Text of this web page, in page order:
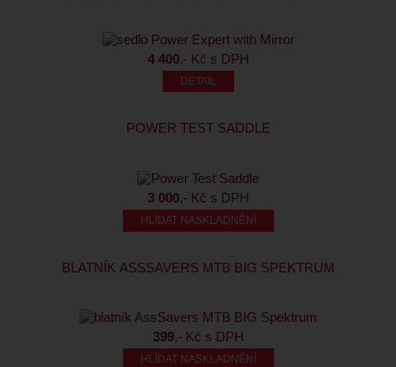
4 400,- Kč s DPH
POWER TEST SADDLE
3 000,- Kč s DPH
HLÍDAT NASKLADNĚNÍ
BLATNÍK ASSSAVERS MTB BIG SPEKTRUM
399,- Kč s DPH
HLÍDAT NASKLADNĚNÍ